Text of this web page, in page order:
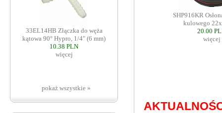
33EL14HB Złączka do węża
kątowa 90° Hypro, 1/4" (6 mm)
10.38 PLN
więcej
pokaż wszystkie »
SHP916KR
kulowego
20.00
więcej